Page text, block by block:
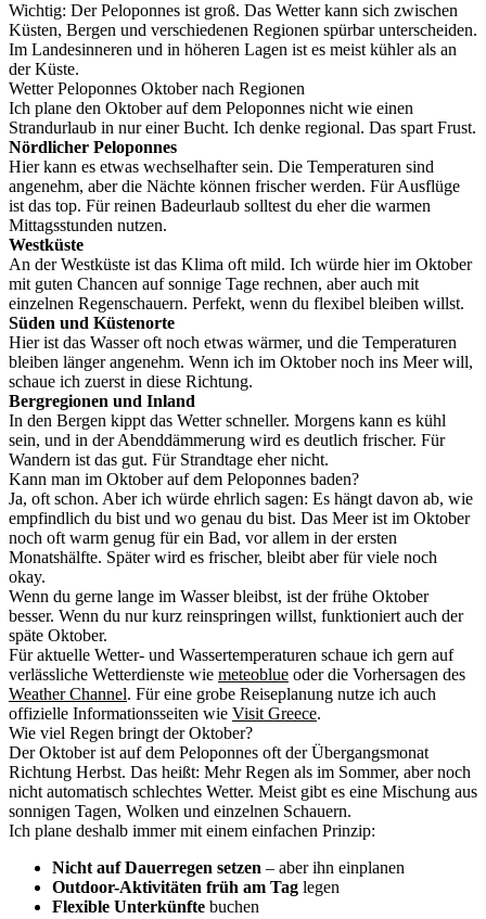
Wichtig: Der Peloponnes ist groß. Das Wetter kann sich zwischen
Küsten, Bergen und verschiedenen Regionen spürbar unterscheiden.
Im Landesinneren und in höheren Lagen ist es meist kühler als an
der Küste.
Wetter Peloponnes Oktober nach Regionen
Ich plane den Oktober auf dem Peloponnes nicht wie einen
Strandurlaub in nur einer Bucht. Ich denke regional. Das spart Frust.
Nördlicher Peloponnes
Hier kann es etwas wechselhafter sein. Die Temperaturen sind
angenehm, aber die Nächte können frischer werden. Für Ausflüge
ist das top. Für reinen Badeurlaub solltest du eher die warmen
Mittagsstunden nutzen.
Westküste
An der Westküste ist das Klima oft mild. Ich würde hier im Oktober
mit guten Chancen auf sonnige Tage rechnen, aber auch mit
einzelnen Regenschauern. Perfekt, wenn du flexibel bleiben willst.
Süden und Küstenorte
Hier ist das Wasser oft noch etwas wärmer, und die Temperaturen
bleiben länger angenehm. Wenn ich im Oktober noch ins Meer will,
schaue ich zuerst in diese Richtung.
Bergregionen und Inland
In den Bergen kippt das Wetter schneller. Morgens kann es kühl
sein, und in der Abenddämmerung wird es deutlich frischer. Für
Wandern ist das gut. Für Strandtage eher nicht.
Kann man im Oktober auf dem Peloponnes baden?
Ja, oft schon. Aber ich würde ehrlich sagen: Es hängt davon ab, wie
empfindlich du bist und wo genau du bist. Das Meer ist im Oktober
noch oft warm genug für ein Bad, vor allem in der ersten
Monatshälfte. Später wird es frischer, bleibt aber für viele noch
okay.
Wenn du gerne lange im Wasser bleibst, ist der frühe Oktober
besser. Wenn du nur kurz reinspringen willst, funktioniert auch der
späte Oktober.
Für aktuelle Wetter- und Wassertemperaturen schaue ich gern auf
verlässliche Wetterdienste wie meteoblue oder die Vorhersagen des
Weather Channel. Für eine grobe Reiseplanung nutze ich auch
offizielle Informationsseiten wie Visit Greece.
Wie viel Regen bringt der Oktober?
Der Oktober ist auf dem Peloponnes oft der Übergangsmonat
Richtung Herbst. Das heißt: Mehr Regen als im Sommer, aber noch
nicht automatisch schlechtes Wetter. Meist gibt es eine Mischung aus
sonnigen Tagen, Wolken und einzelnen Schauern.
Ich plane deshalb immer mit einem einfachen Prinzip:
Nicht auf Dauerregen setzen – aber ihn einplanen
Outdoor-Aktivitäten früh am Tag legen
Flexible Unterkünfte buchen